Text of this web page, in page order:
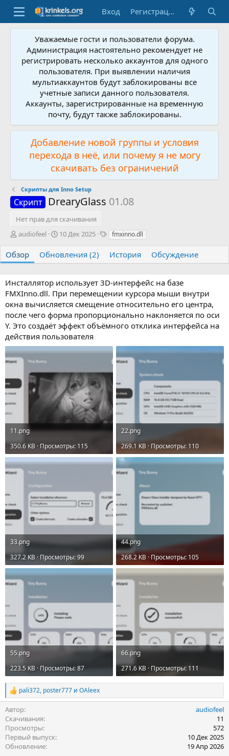
Вход Регистрация
Уважаемые гости и пользователи форума.
Администрация настоятельно рекомендует не
регистрировать несколько аккаунтов для одного
пользователя. При выявлении наличия
мультиаккаунтов будут заблокированы все
учетные записи данного пользователя.
Аккаунты, зарегистрированные на временную
почту, будут также заблокированы.
Добавление новой группы и условия
перехода в неё, или почему я не могу
скачивать без ограничений
Скрипты для Inno Setup
Скрипт DrearyGlass 01.08
Нет прав для скачивания
А
т
о
audiofeel
Д
т
а
о
д
а
н
и
я
10 Дек 2025
Т
г
и
fmxinno.dll
Обзор Обновления (2) История Обсуждение
Инсталлятор использует 3D-интерфейс на базе
FMXInno.dll. При перемещении курсора мыши внутри
окна вычисляется смещение относительно его центра,
после чего форма пропорционально наклоняется по оси
Y. Это создаёт эффект объёмного отклика интерфейса на
действия пользователя
11.png
350.6 KB · Просмотры: 115
22.png
269.1 KB · Просмотры: 110
33.png
327.2 KB · Просмотры: 99
44.png
268.2 KB · Просмотры: 105
55.png
223.5 KB · Просмотры: 87
66.png
271.6 KB · Просмотры: 111
Р
е
а
к
ц
и
и
:
pali372, poster777 и OAleex
Автор
audiofeel
Скачивания
11
Просмотры
572
Первый выпуск
10 Дек 2025
Обновление
19 Апр 2026